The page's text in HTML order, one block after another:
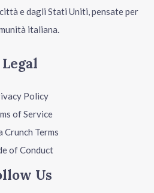
e dagli Stati Uniti, pensate per
italiana.
Legal
Policy
of Service
Crunch Terms
of Conduct
Us